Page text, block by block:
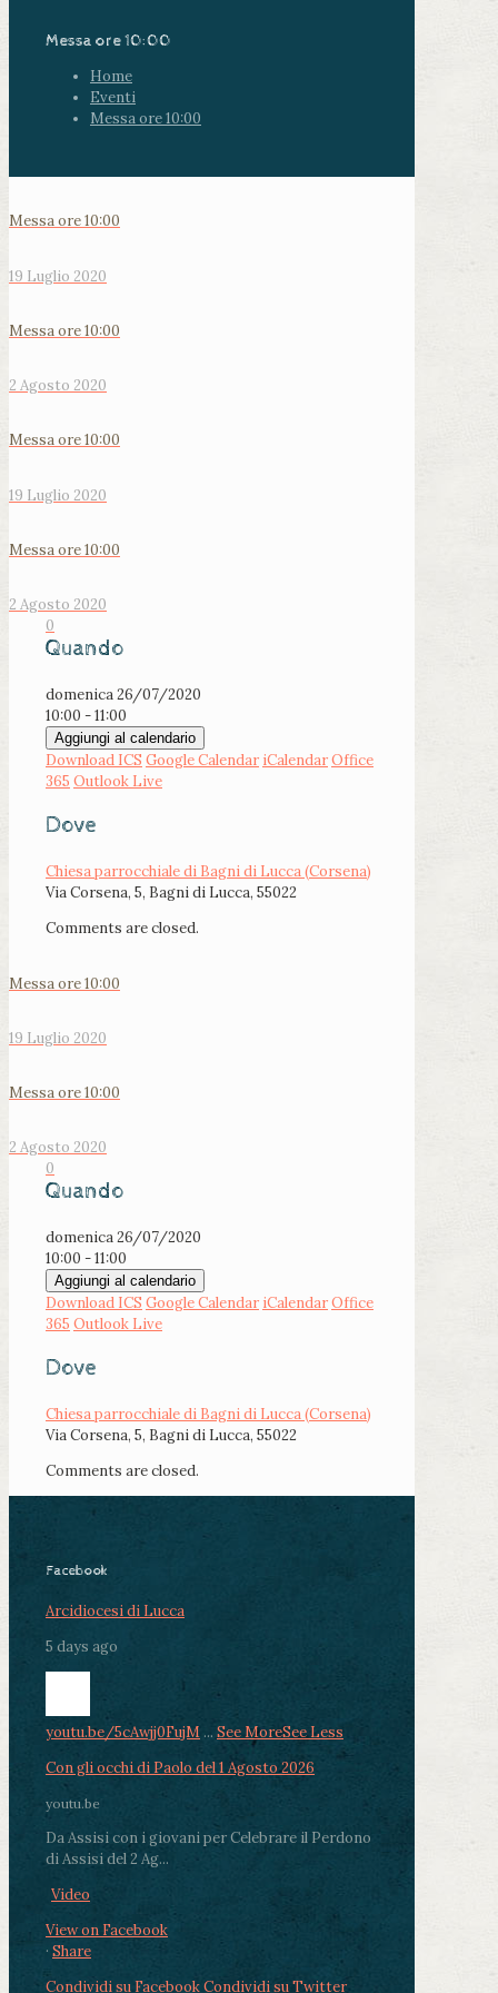
Messa ore 10:00
Home
Eventi
Messa ore 10:00
Messa ore 10:00
19 Luglio 2020
Messa ore 10:00
2 Agosto 2020
Messa ore 10:00
19 Luglio 2020
Messa ore 10:00
2 Agosto 2020
0
Quando
domenica 26/07/2020
10:00 - 11:00
Aggiungi al calendario
Download ICS Google Calendar iCalendarOffice
365 Outlook Live
Dove
Chiesa parrocchiale di Bagni di Lucca (Corsena)
Via Corsena, 5, Bagni di Lucca, 55022
Comments are closed.
Messa ore 10:00
19 Luglio 2020
Messa ore 10:00
2 Agosto 2020
0
Quando
domenica 26/07/2020
10:00 - 11:00
Aggiungi al calendario
Download ICS Google Calendar iCalendarOffice
365 Outlook Live
Dove
Chiesa parrocchiale di Bagni di Lucca (Corsena)
Via Corsena, 5, Bagni di Lucca, 55022
Comments are closed.
Facebook
Arcidiocesi di Lucca
5 days ago
youtu.be/5cAwjj0FujM ... See MoreSee Less
Con gli occhi di Paolo del 1 Agosto 2026
youtu.be
Da Assisi con i giovani per Celebrare il Perdono
di Assisi del 2 Ag...
Video
View on Facebook
· Share
Condividi su FacebookCondividi su Twitter